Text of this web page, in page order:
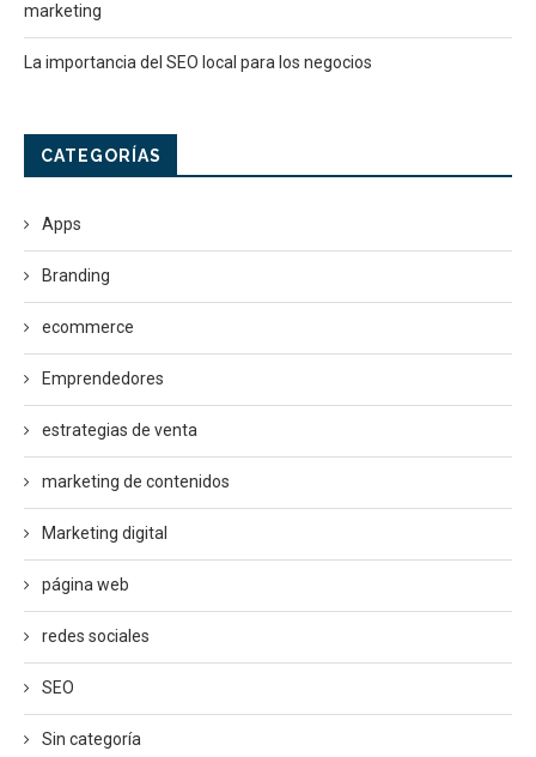
marketing
La importancia del SEO local para los negocios
CATEGORÍAS
Apps
Branding
ecommerce
Emprendedores
estrategias de venta
marketing de contenidos
Marketing digital
página web
redes sociales
SEO
Sin categoría